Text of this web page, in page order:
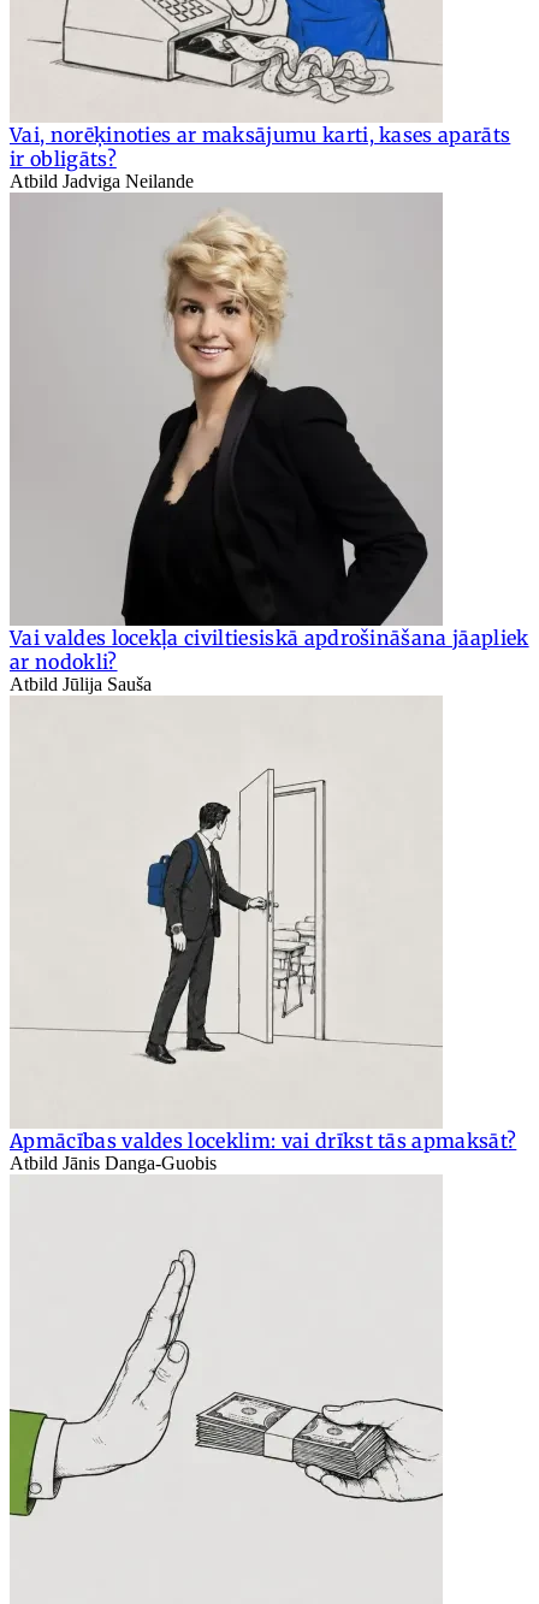
Vai, norēķinoties ar maksājumu karti, kases aparāts
ir obligāts?
Atbild Jadviga Neilande
Vai valdes locekļa civiltiesiskā apdrošināšana jāapliek
ar nodokli?
Atbild Jūlija Sauša
Apmācības valdes loceklim: vai drīkst tās apmaksāt?
Atbild Jānis Danga-Guobis